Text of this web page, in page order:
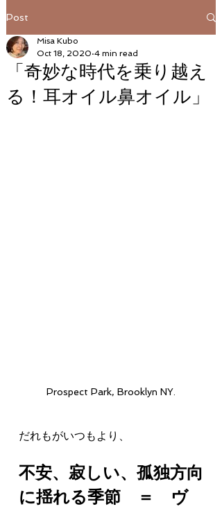
Post
「奇妙な時代を乗り越え
る！耳オイル鼻オイル」
Misa Kubo
Oct 18, 2020 4 min read
Prospect Park, Brooklyn NY.
だれもがいつもより、
不安、寂しい、孤独方向
に揺れる季節　＝　ヴ